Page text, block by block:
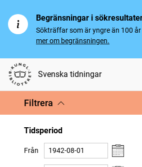
Begränsningar i
Sökträffar som är yngre än 100
mer om begränsningen.
Svenska tidningar
Filtrera
Tidsperiod
Från